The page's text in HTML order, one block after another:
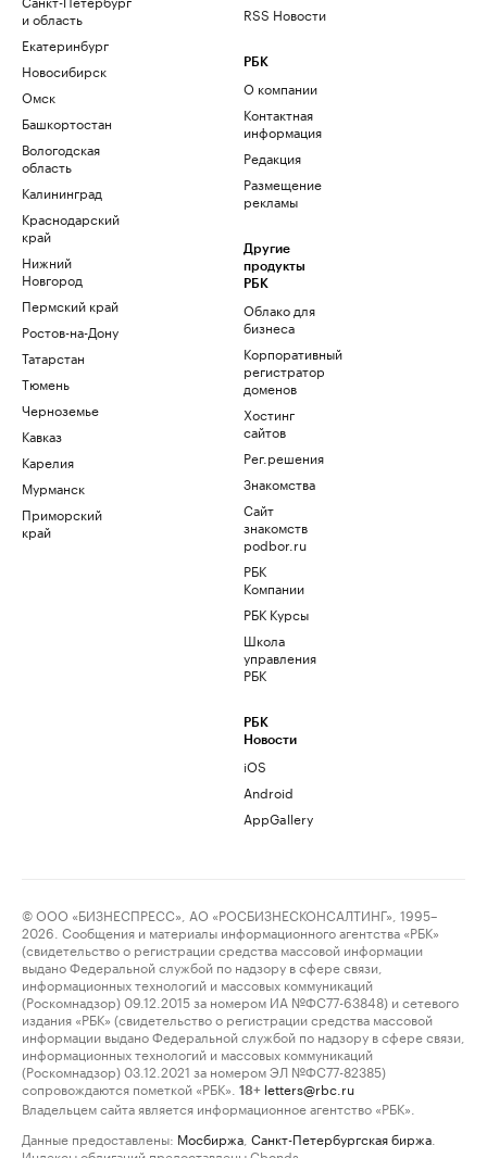
и область
Екатеринбург
Новосибирск
Омск
Башкортостан
Вологодская
область
Калининград
Краснодарский
край
Нижний
Новгород
Пермский край
Ростов-на-Дону
Татарстан
Тюмень
Черноземье
Кавказ
Карелия
Мурманск
Приморский
край
RSS Новости
РБК
О компании
Контактная
информация
Редакция
Размещение
рекламы
Другие
продукты
РБК
Облако для
бизнеса
Корпоративный
регистратор
доменов
Хостинг
сайтов
Рег.решения
Знакомства
Сайт
знакомств
podbor.ru
РБК
Компании
РБК Курсы
Школа
управления
РБК
РБК
Новости
iOS
Android
AppGallery
© ООО «БИЗНЕСПРЕСС», АО «РОСБИЗНЕСКОНСАЛТИНГ», 1995–
2026. Сообщения и материалы информационного агентства «РБК»
(свидетельство о регистрации средства массовой информации
выдано Федеральной службой по надзору в сфере связи,
информационных технологий и массовых коммуникаций
(Роскомнадзор) 09.12.2015 за номером ИА №ФС77-63848) и сетевого
издания «РБК» (свидетельство о регистрации средства массовой
информации выдано Федеральной службой по надзору в сфере связи,
информационных технологий и массовых коммуникаций
(Роскомнадзор) 03.12.2021 за номером ЭЛ №ФС77-82385)
сопровождаются пометкой «РБК».
18+ letters@rbc.ru
Владельцем сайта является информационное агентство «РБК».
Данные предоставлены: Мосбиржа Санкт-Петербургская биржа